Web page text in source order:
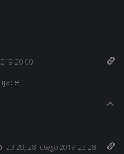
20:00
23:28, 28 lutego 2019 23:28